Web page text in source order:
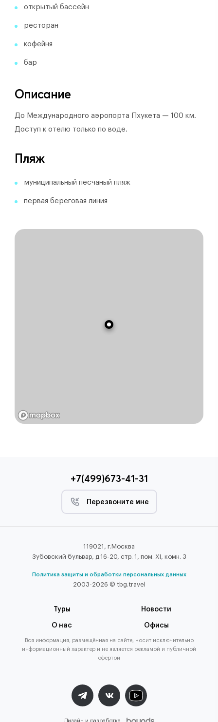
открытый бассейн
ресторан
кофейня
бар
Описание
До Международного аэропорта Пхукета — 100 км.
Доступ к отелю только по воде.
Пляж
муниципальный песчаный пляж
первая береговая линия
+7(499)673-41-31
Перезвоните мне
119021, г.Москва
Зубовский бульвар, д.16-20, стр. 1, пом. XI, комн. 3
Политика защиты и обработки персональных данных
2003-2026 © tbg.travel
Туры Новости
О нас Офисы
Вся информация, размещённая на сайте, носит исключительно
информационный характер и не является рекламой и публичной
офертой
Дизайн и разработка